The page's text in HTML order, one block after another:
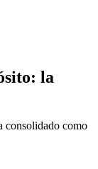
la
consolidado como